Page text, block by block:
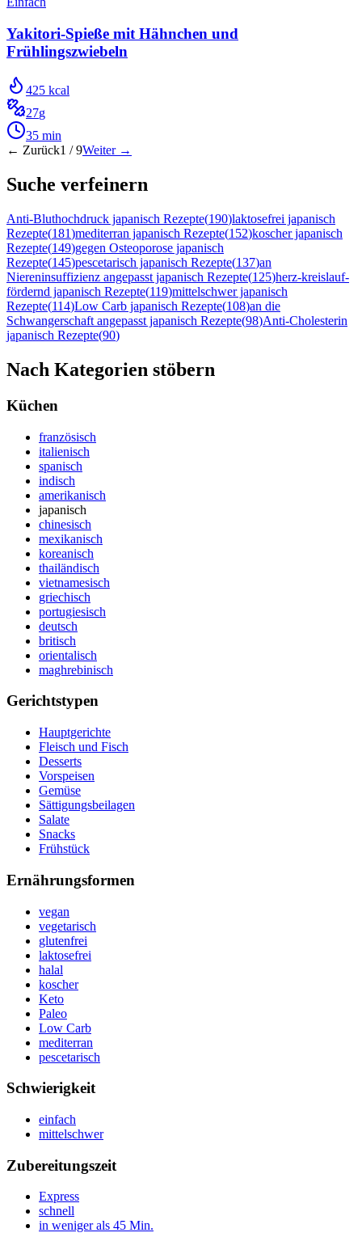
Yakitori-Spieße mit Hähnchen und
Frühlingszwiebeln
425 kcal
27g
35 min
← Zurück1 /9Weiter →
Suche verfeinern
Anti-Bluthochdruck japanisch Rezepte(190)laktosefrei japanisch
Rezepte(181)mediterran japanisch Rezepte(152)koscher japanisch
Rezepte(149)gegen Osteoporose japanisch
Rezepte(145)pescetarisch japanisch Rezepte(137)an
Niereninsuffizienz angepasst japanisch Rezepte(125)herz-kreislauf-
fördernd japanisch Rezepte(119)mittelschwer japanisch
Rezepte(114)Low Carb japanisch Rezepte(108)an die
Schwangerschaft angepasst japanisch Rezepte(98)Anti-Cholesterin
japanisch Rezepte(90)
Nach Kategorien stöbern
Küchen
französisch
italienisch
spanisch
indisch
amerikanisch
japanisch
chinesisch
mexikanisch
koreanisch
thailändisch
vietnamesisch
griechisch
portugiesisch
deutsch
britisch
orientalisch
maghrebinisch
Gerichtstypen
Hauptgerichte
Fleisch und Fisch
Desserts
Vorspeisen
Gemüse
Sättigungsbeilagen
Salate
Snacks
Frühstück
Ernährungsformen
vegan
vegetarisch
glutenfrei
laktosefrei
halal
koscher
Keto
Paleo
Low Carb
mediterran
pescetarisch
Schwierigkeit
einfach
mittelschwer
Zubereitungszeit
Express
schnell
in weniger als 45 Min.